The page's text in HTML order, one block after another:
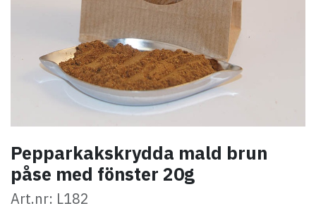
Pepparkakskrydda mald brun
påse med fönster 20g
Art.nr: L182